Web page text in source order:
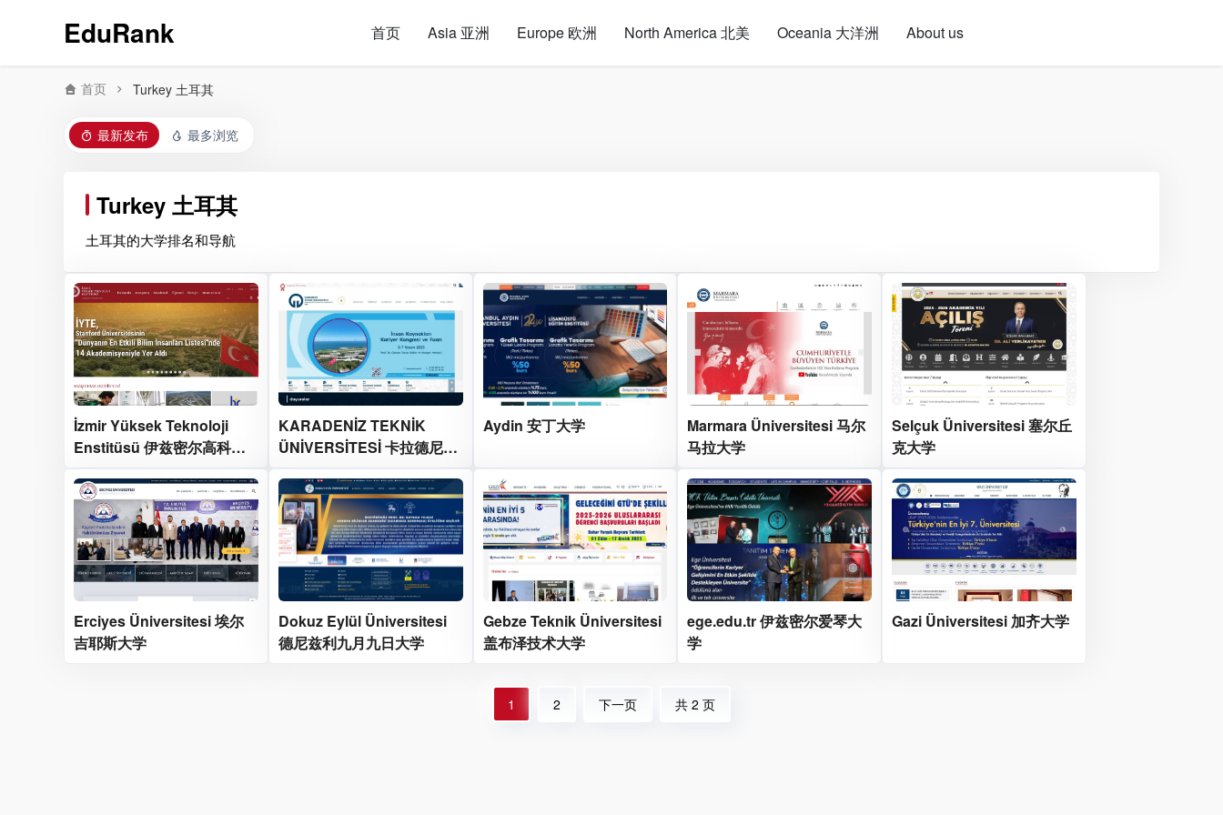
EduRank 首页 Asia 亚洲 Europe 欧洲 North America 北美 Oceania 大洋洲 About us
首页 Turkey 土耳其
最新发布 最多浏览
Turkey 土耳其
土耳其的大学排名和导航
İzmir Yüksek Teknoloji
Enstitüsü 伊兹密尔高科技
研究所
KARADENİZ TEKNİK
ÜNİVERSİTESİ 卡拉德尼兹
技术大学
Aydin 安丁大学
Marmara Üniversitesi 马尔
马拉大学
Selçuk Üniversitesi 塞尔丘
克大学
Erciyes Üniversitesi 埃尔
吉耶斯大学
Dokuz Eylül Üniversitesi
德尼兹利九月九日大学
Gebze Teknik Üniversitesi
盖布泽技术大学
ege.edu.tr 伊兹密尔爱琴大
学
Gazi Üniversitesi 加齐大学
1 2 下一页 共 2 页